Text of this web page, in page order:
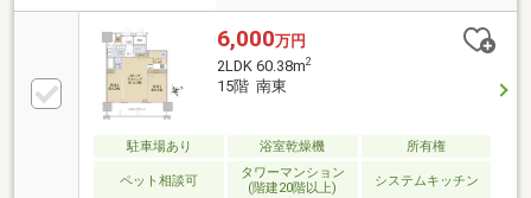
6,000万円
2LDK 60.38m2
15階 南東
駐車場あり 浴室乾燥機 所有権
ペット相談可
タワーマンション
(階建20階以上)
システムキッチン